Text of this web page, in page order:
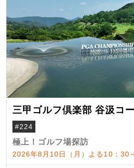
三甲ゴルフ倶楽部 谷汲コ
#224
極上！ゴルフ場探訪
2026年8月10日（月）よる10：30